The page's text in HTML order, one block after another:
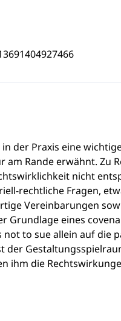
der Praxis eine
Rande erwähnt. Zu
nicht
rechtliche Fragen,
Vereinbarungen
Grundlage eines
not to sue allein auf die
der
ihm die